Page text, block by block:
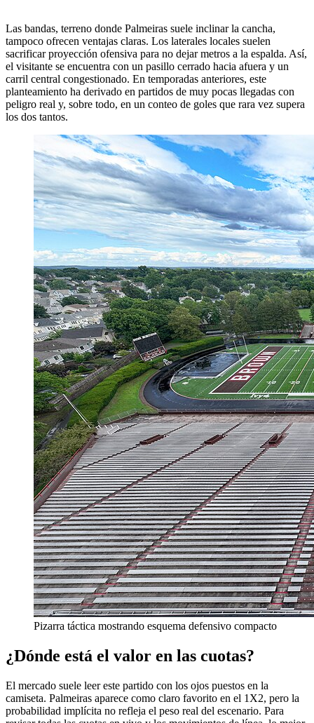
Las bandas, terreno donde Palmeiras suele inclinar la cancha,
tampoco ofrecen ventajas claras. Los laterales locales suelen
sacrificar proyección ofensiva para no dejar metros a la espalda. Así,
el visitante se encuentra con un pasillo cerrado hacia afuera y un
carril central congestionado. En temporadas anteriores, este
planteamiento ha derivado en partidos de muy pocas llegadas con
peligro real y, sobre todo, en un conteo de goles que rara vez supera
los dos tantos.
Pizarra táctica mostrando esquema defensivo compacto
¿Dónde está el valor en las cuotas?
El mercado suele leer este partido con los ojos puestos en la
camiseta. Palmeiras aparece como claro favorito en el 1X2, pero la
probabilidad implícita no refleja el peso real del escenario. Para